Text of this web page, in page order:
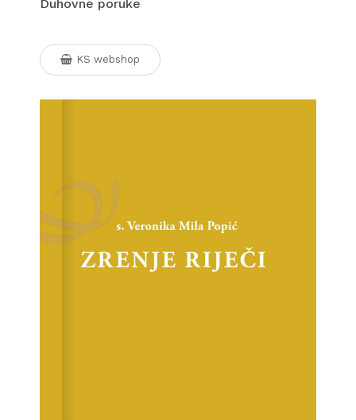
Duhovne poruke
KS webshop